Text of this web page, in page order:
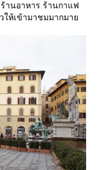
านอาหาร ร้านกาแฟ
ให้เข้ามาชมมากมา